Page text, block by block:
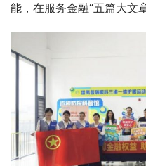
能，在服务金融“五篇大文